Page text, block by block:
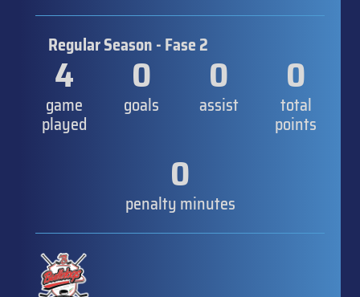
Regular Season - Fase 2
4
game
played
0
goals
0
assist
0
total
points
0
penalty minutes